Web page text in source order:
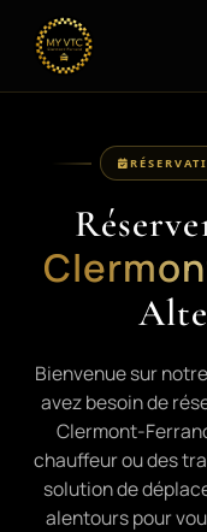
Aller
au
Bienvenue sur
avez besoin de
Clermont-
chauffeur ou des
solution de
alentours pour